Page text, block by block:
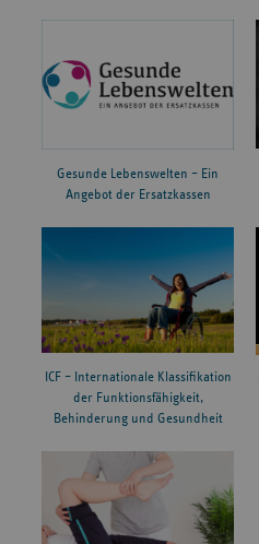
Gesunde Lebenswelten – Ein
Angebot der Ersatzkassen
ICF – Internationale Klassifikation
der Funktionsfähigkeit,
Behinderung und Gesundheit